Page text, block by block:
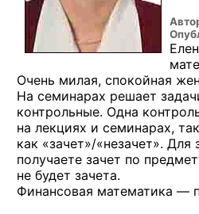
Очень милая, спокойная
На семинарах решает
контрольные. Одна
на лекциях и семинарах,
как «зачет»/«незачет».
получаете зачет по
не будет зачета.
Финансовая математика —